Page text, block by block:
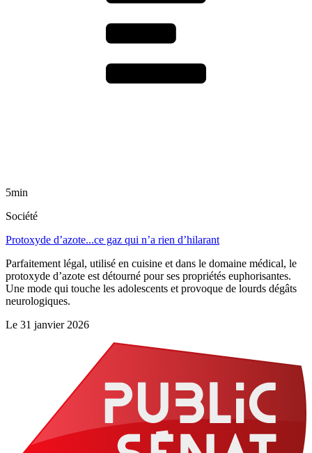
5min
Société
Protoxyde d’azote...ce gaz qui n’a rien d’hilarant
Parfaitement légal, utilisé en cuisine et dans le domaine médical, le
protoxyde d’azote est détourné pour ses propriétés euphorisantes.
Une mode qui touche les adolescents et provoque de lourds dégâts
neurologiques.
Le 31 janvier 2026